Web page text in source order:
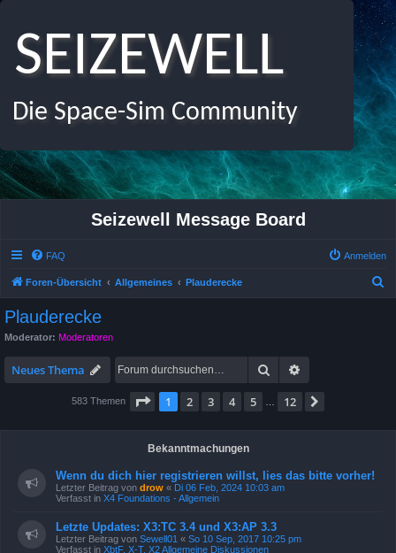
SEIZEWELL
Die Space-Sim Community
Seizewell Message Board
FAQ Anmelden
Foren-Übersicht Allgemeines Plauderecke
Plauderecke
Moderator: Moderatoren
Neues Thema Suche
583 Themen Seite 1von
1 2 3 4 5 12
Bekanntmachungen
Wenn du dich hier registrieren willst, lies das bitte vorher!
Letzter Beitrag von drow « Di 06 Feb, 2024 10:03 am
Verfasst in X4 Foundations - Allgemein
Letzte Updates: X3:TC 3.4 und X3:AP 3.3
Letzter Beitrag von Sewell01 « So 10 Sep, 2017 10:25 pm
Verfasst in XbtF, X-T, X2 Allgemeine Diskussionen